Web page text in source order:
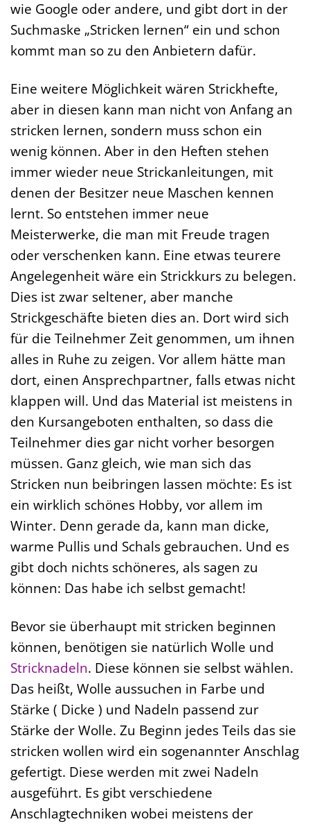
wie Google oder andere, und gibt dort in der
Suchmaske „Stricken lernen“ ein und schon
kommt man so zu den Anbietern dafür.
Eine weitere Möglichkeit wären Strickhefte,
aber in diesen kann man nicht von Anfang an
stricken lernen, sondern muss schon ein
wenig können. Aber in den Heften stehen
immer wieder neue Strickanleitungen, mit
denen der Besitzer neue Maschen kennen
lernt. So entstehen immer neue
Meisterwerke, die man mit Freude tragen
oder verschenken kann. Eine etwas teurere
Angelegenheit wäre ein Strickkurs zu belegen.
Dies ist zwar seltener, aber manche
Strickgeschäfte bieten dies an. Dort wird sich
für die Teilnehmer Zeit genommen, um ihnen
alles in Ruhe zu zeigen. Vor allem hätte man
dort, einen Ansprechpartner, falls etwas nicht
klappen will. Und das Material ist meistens in
den Kursangeboten enthalten, so dass die
Teilnehmer dies gar nicht vorher besorgen
müssen. Ganz gleich, wie man sich das
Stricken nun beibringen lassen möchte: Es ist
ein wirklich schönes Hobby, vor allem im
Winter. Denn gerade da, kann man dicke,
warme Pullis und Schals gebrauchen. Und es
gibt doch nichts schöneres, als sagen zu
können: Das habe ich selbst gemacht!
Bevor sie überhaupt mit stricken beginnen
können, benötigen sie natürlich Wolle und
Stricknadeln. Diese können sie selbst wählen.
Das heißt, Wolle aussuchen in Farbe und
Stärke ( Dicke ) und Nadeln passend zur
Stärke der Wolle. Zu Beginn jedes Teils das sie
stricken wollen wird ein sogenannter Anschlag
gefertigt. Diese werden mit zwei Nadeln
ausgeführt. Es gibt verschiedene
Anschlagtechniken wobei meistens der